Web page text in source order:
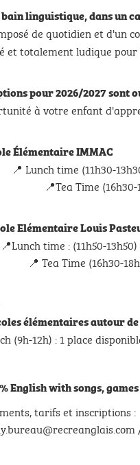
linguistique,dans un
de quotidien et d'un
et totalement ludique pour
pour2026/2027 sont
à votre enfant
Élémentaire IMMAC
(11h30-13h30) :
(16h30-
Elémentaire Louis
: (11h50-13h50) : 2
(16h30-18h30)
élémentaires autour
12h) : 1 place
English with songs,
tarifs et inscriptions :